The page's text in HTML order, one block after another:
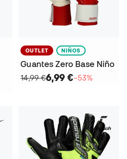
OUTLET NIÑOS
Guantes Zero Base Niño
14,99 €6,99 €−53%